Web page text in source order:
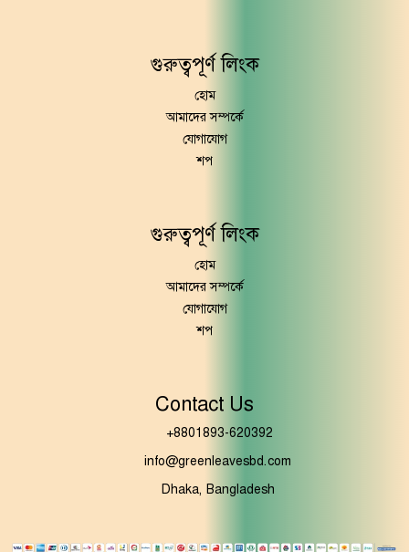
গুরুত্বপূর্ণ লিংক
হোম
আমাদের সম্পর্কে
যোগাযোগ
শপ
গুরুত্বপূর্ণ লিংক
হোম
আমাদের সম্পর্কে
যোগাযোগ
শপ
Contact Us
+8801893-620392
info@greenleavesbd.com
Dhaka, Bangladesh